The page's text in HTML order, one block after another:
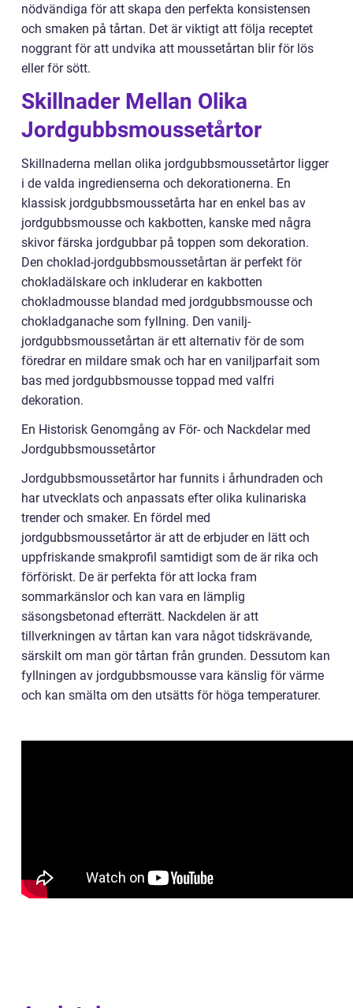
nödvändiga för att skapa den perfekta konsistensen
och smaken på tårtan. Det är viktigt att följa receptet
noggrant för att undvika att moussetårtan blir för lös
eller för sött.
Skillnader Mellan Olika
Jordgubbsmoussetårtor
Skillnaderna mellan olika jordgubbsmoussetårtor ligger
i de valda ingredienserna och dekorationerna. En
klassisk jordgubbsmoussetårta har en enkel bas av
jordgubbsmousse och kakbotten, kanske med några
skivor färska jordgubbar på toppen som dekoration.
Den choklad-jordgubbsmoussetårtan är perfekt för
chokladälskare och inkluderar en kakbotten
chokladmousse blandad med jordgubbsmousse och
chokladganache som fyllning. Den vanilj-
jordgubbsmoussetårtan är ett alternativ för de som
föredrar en mildare smak och har en vaniljparfait som
bas med jordgubbsmousse toppad med valfri
dekoration.
En Historisk Genomgång av För- och Nackdelar med
Jordgubbsmoussetårtor
Jordgubbsmoussetårtor har funnits i århundraden och
har utvecklats och anpassats efter olika kulinariska
trender och smaker. En fördel med
jordgubbsmoussetårtor är att de erbjuder en lätt och
uppfriskande smakprofil samtidigt som de är rika och
förföriskt. De är perfekta för att locka fram
sommarkänslor och kan vara en lämplig
säsongsbetonad efterrätt. Nackdelen är att
tillverkningen av tårtan kan vara något tidskrävande,
särskilt om man gör tårtan från grunden. Dessutom kan
fyllningen av jordgubbsmousse vara känslig för värme
och kan smälta om den utsätts för höga temperaturer.